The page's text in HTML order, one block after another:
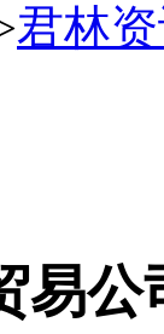
君林
易